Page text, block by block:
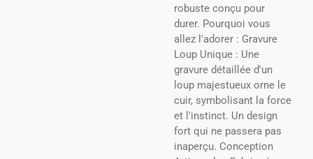
robuste conçu pour
durer. Pourquoi vous
allez l'adorer : Gravure
Loup Unique : Une
gravure détaillée d'un
loup majestueux orne le
cuir, symbolisant la force
et l'instinct. Un design
fort qui ne passera pas
inaperçu. Conception